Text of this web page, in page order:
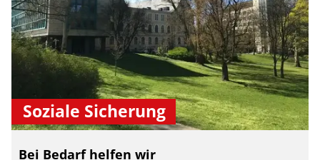
Soziale Sicherung
Bei Bedarf helfen wir